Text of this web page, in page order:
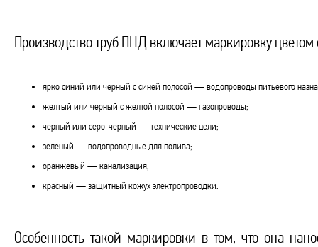
Производство труб ПНД включает маркировку
ярко синий или черный с синей полосой — водопроводы питьевого
желтый или черный с желтой полосой — газопроводы;
черный или серо-черный — технические цели;
зеленый — водопроводные для полива;
оранжевый — канализация;
красный — защитный кожух электропроводки.
Особенность такой маркировки в том, что она